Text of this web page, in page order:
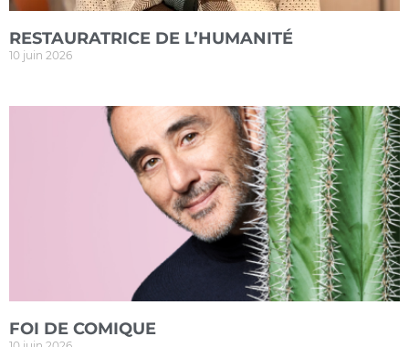
RESTAURATRICE DE L’HUMANITÉ
10 juin 2026
FOI DE COMIQUE